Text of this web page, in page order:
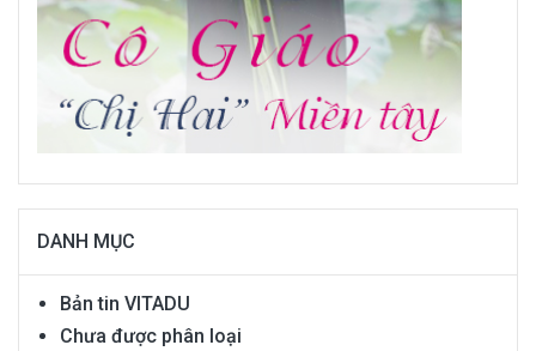
DANH MỤC
Bản tin VITADU
Chưa được phân loại